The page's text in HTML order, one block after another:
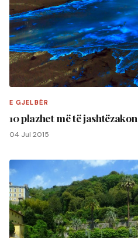
E GJELBËR
10 plazhet më të
04 Jul 2015